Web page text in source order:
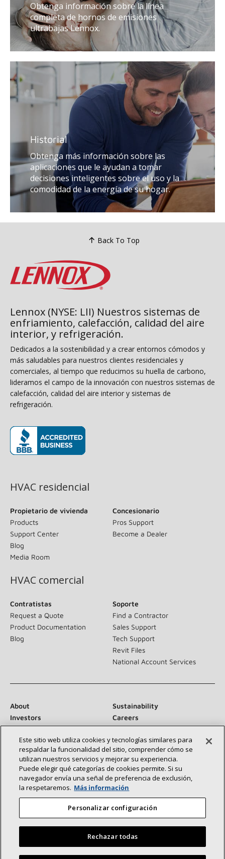
Obtenga información sobre la línea
completa de hornos de emisiones
ultrabajas Lennox.
Historial
Obtenga más información sobre las
aplicaciones que le ayudan a tomar
decisiones inteligentes sobre el uso y la
comodidad de la energía de su hogar.
Back To Top
Lennox (NYSE: LII) Nuestros sistemas de
enfriamiento, calefacción, calidad del aire
interior, y refrigeración.
Dedicados a la sostenibilidad y a crear entornos cómodos y
más saludables para nuestros clientes residenciales y
comerciales, al tiempo que reducimos su huella de carbono,
lideramos el campo de la innovación con nuestros sistemas de
calefacción, calidad del aire interior y sistemas de
refrigeración.
HVAC residencial
Propietario de vivienda
Products
Support Center
Blog
Media Room
Concesionario
Pros Support
Become a Dealer
HVAC comercial
Contratistas
Request a Quote
Product Documentation
Blog
Soporte
Find a Contractor
Sales Support
Tech Support
Revit Files
National Account Services
About
Sustainability
Investors
Careers
Suppliers
Contact Us
Newsroom
Conéctese con nosotros:
©2026 Lennox International Inc. Site Map
Este sitio web utiliza cookies y tecnologías similares para
respaldar la funcionalidad del sitio, comprender cómo se
utilizan nuestros servicios y mejorar su experiencia.
Puede elegir qué categorías de cookies permite. Si su
navegador envía una señal de preferencia de exclusión,
la respetaremos. Más información
Personalizar configuración
Rechazar todas